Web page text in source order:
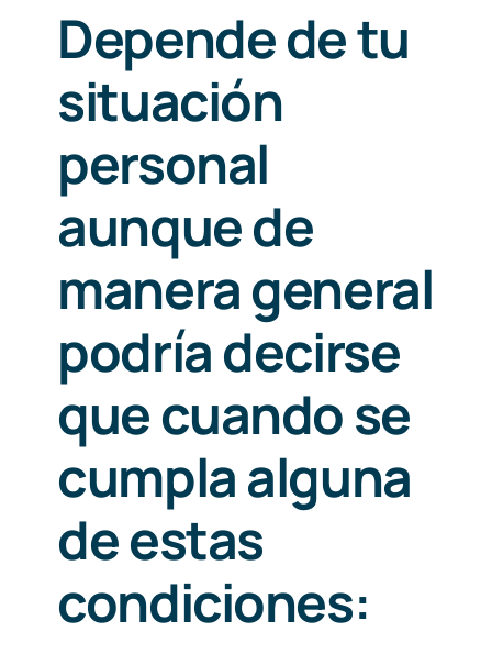
Depende de tu
situación
personal
aunque de
manera general
podría decirse
que cuando se
cumpla alguna
de estas
condiciones: